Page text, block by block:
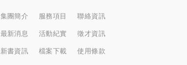
集團簡介
最新消息
新書資訊
服務項目
活動紀實
檔案下載
聯絡資訊
徵才資訊
使用條款